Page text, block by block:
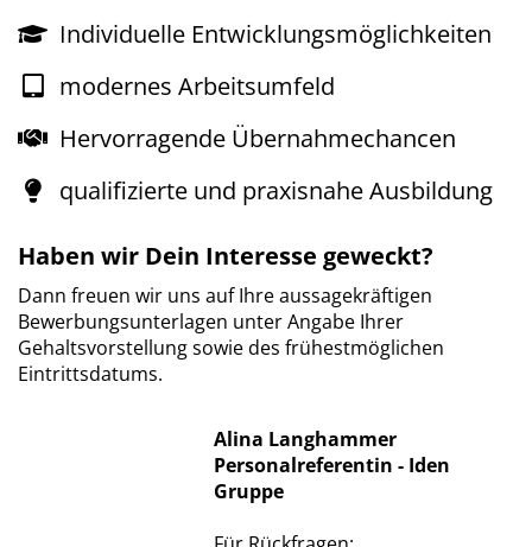
Individuelle Entwicklungsmöglichkeiten
modernes Arbeitsumfeld
Hervorragende Übernahmechancen
qualifizierte und praxisnahe Ausbildung
Haben wir Dein Interesse geweckt?
Dann freuen wir uns auf Ihre aussagekräftigen
Bewerbungsunterlagen unter Angabe Ihrer
Gehaltsvorstellung sowie des frühestmöglichen
Eintrittsdatums.
Alina Langhammer
Personalreferentin - Iden
Gruppe